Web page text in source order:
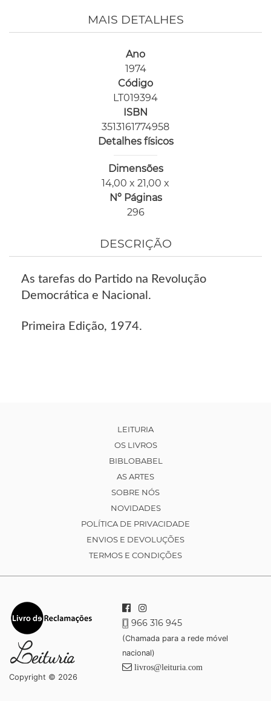
MAIS DETALHES
Ano
1974
Código
LT019394
ISBN
3513161774958
Detalhes físicos
Dimensões
14,00 x 21,00 x
Nº Páginas
296
DESCRIÇÃO
As tarefas do Partido na Revolução
Democrática e Nacional.
Primeira Edição, 1974.
LEITURIA
OS LIVROS
BIBLOBABEL
AS ARTES
SOBRE NÓS
NOVIDADES
POLÍTICA DE PRIVACIDADE
ENVIOS E DEVOLUÇÕES
TERMOS E CONDIÇÕES
Copyright © 2026
966 316 945
(Chamada para a rede móvel
nacional)
livros@leituria.com